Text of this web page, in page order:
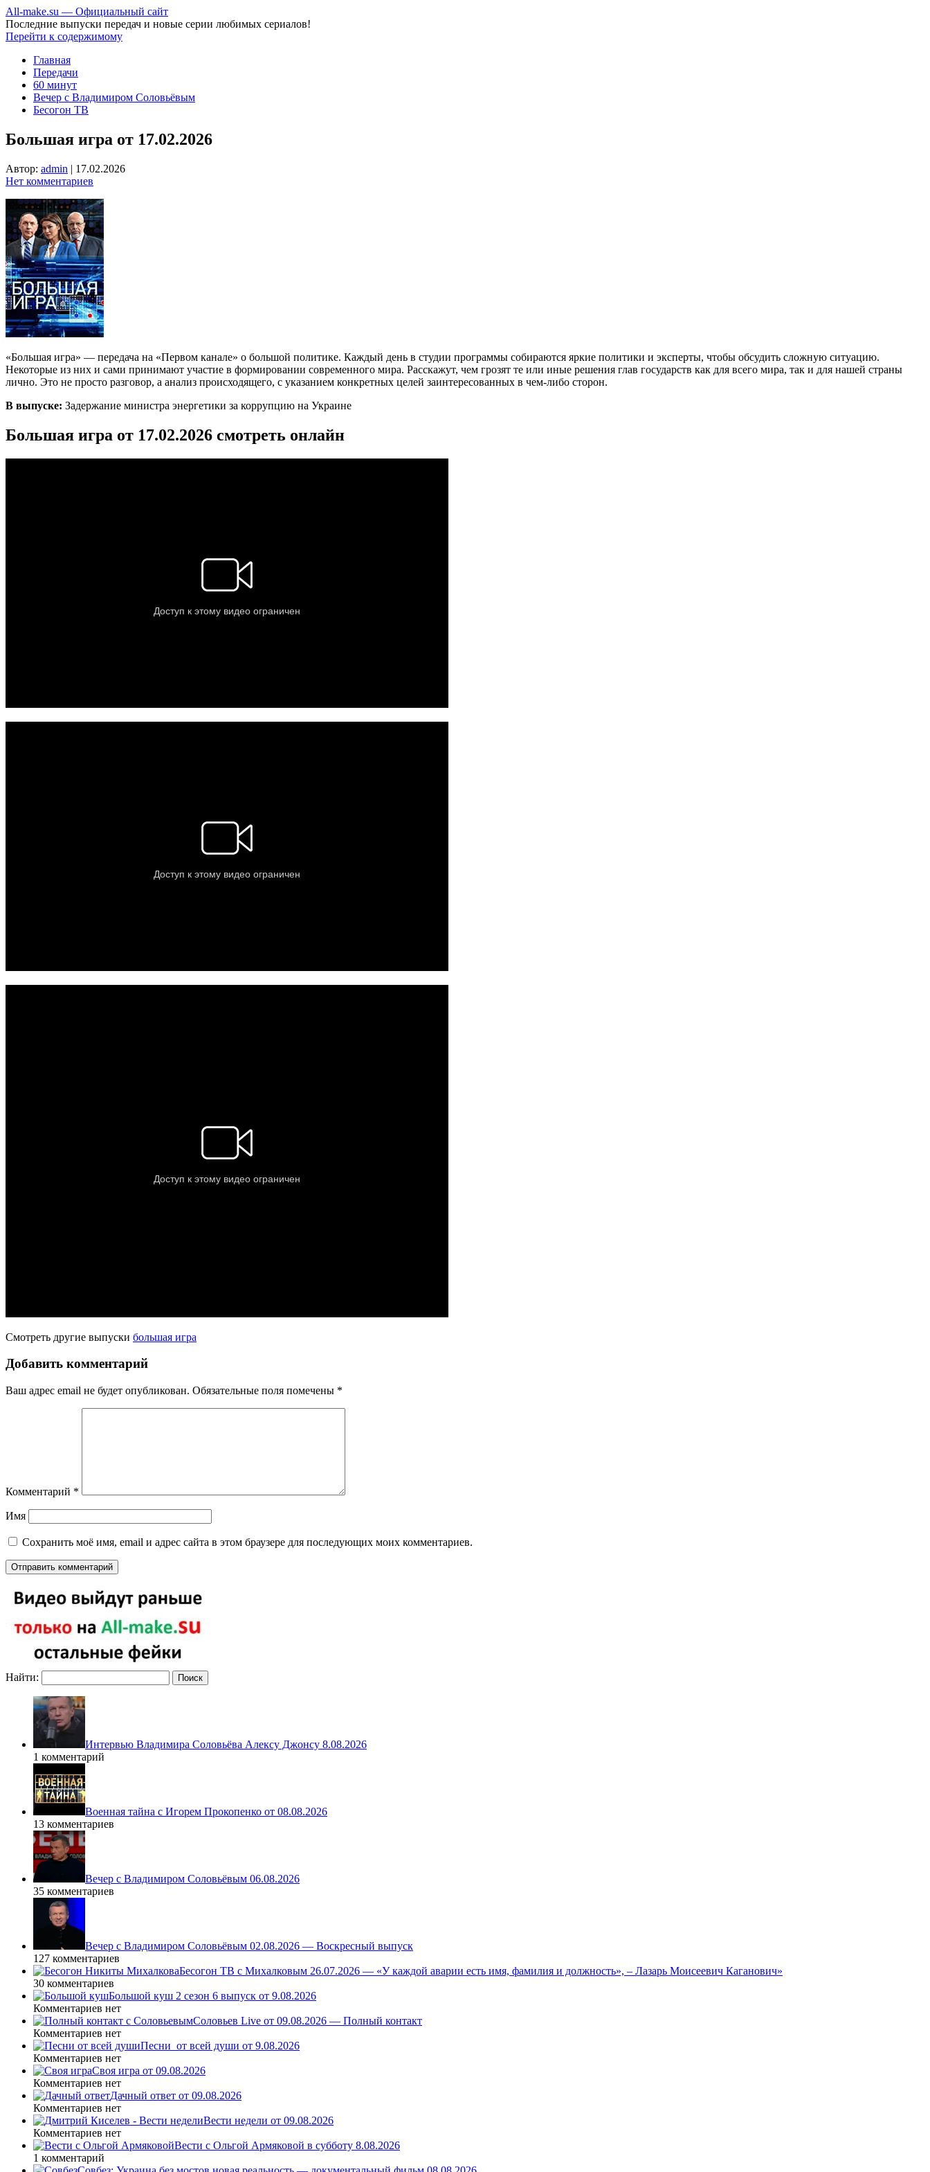
All-make.su — Официальный сайт
Последние выпуски передач и новые серии любимых сериалов!
Перейти к содержимому
Главная
Передачи
60 минут
Вечер с Владимиром Соловьёвым
Бесогон ТВ
Большая игра от 17.02.2026
Автор: admin | 17.02.2026
Нет комментариев
«Большая игра» — передача на «Первом канале» о большой политике. Каждый день в студии программы собираются яркие политики и эксперты, чтобы обсудить сложную ситуацию.
Некоторые из них и сами принимают участие в формировании современного мира. Расскажут, чем грозят те или иные решения глав государств как для всего мира, так и для нашей страны
лично. Это не просто разговор, а анализ происходящего, с указанием конкретных целей заинтересованных в чем-либо сторон.
В выпуске: Задержание министра энергетики за коррупцию на Украине
Большая игра от 17.02.2026 смотреть онлайн
Смотреть другие выпуски большая игра
Добавить комментарий
Ваш адрес email не будет опубликован. Обязательные поля помечены *
Комментарий *
Имя
Сохранить моё имя, email и адрес сайта в этом браузере для последующих моих комментариев.
Найти:
Интервью Владимира Соловьёва Алексу Джонсу 8.08.2026
1 комментарий
Военная тайна с Игорем Прокопенко от 08.08.2026
13 комментариев
Вечер с Владимиром Соловьёвым 06.08.2026
35 комментариев
Вечер с Владимиром Соловьёвым 02.08.2026 — Воскресный выпуск
127 комментариев
Бесогон ТВ с Михалковым 26.07.2026 — «У каждой аварии есть имя, фамилия и должность», – Лазарь Моисеевич Каганович»
30 комментариев
Большой куш 2 сезон 6 выпуск от 9.08.2026
Комментариев нет
Соловьев Live от 09.08.2026 — Полный контакт
Комментариев нет
Песни_от всей души от 9.08.2026
Комментариев нет
Своя игра от 09.08.2026
Комментариев нет
Дачный ответ от 09.08.2026
Комментариев нет
Вести недели от 09.08.2026
Комментариев нет
Вести с Ольгой Армяковой в субботу 8.08.2026
1 комментарий